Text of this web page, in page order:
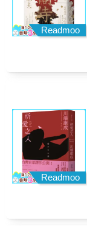
Readmoo
Readmoo